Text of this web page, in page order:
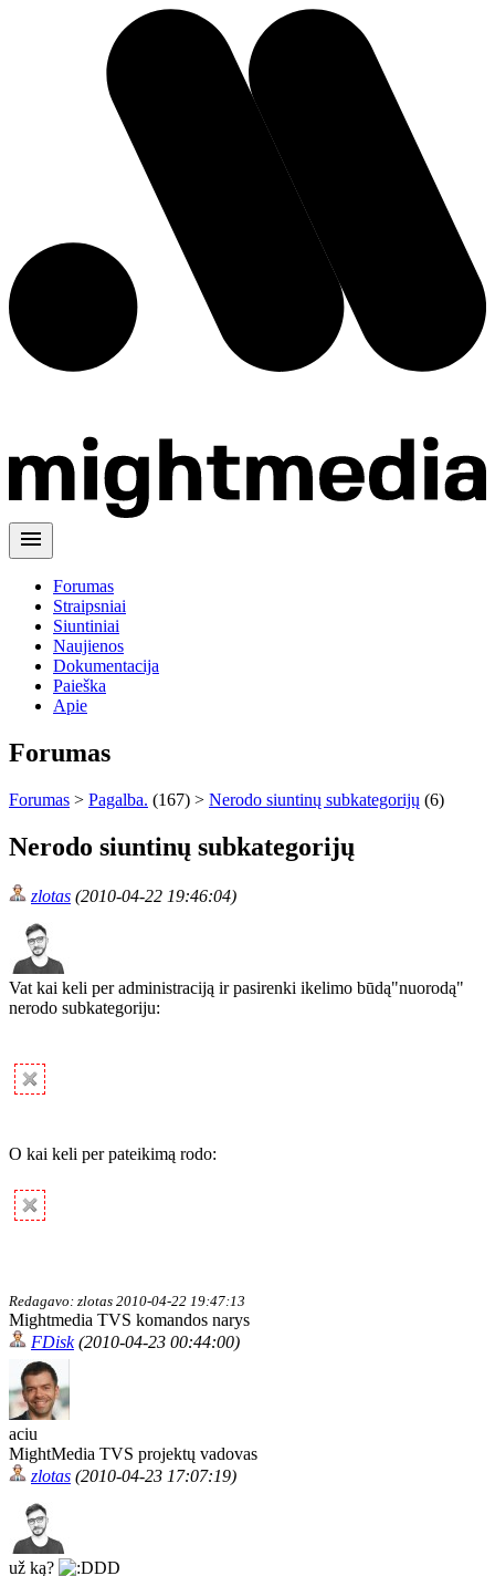
menu
Forumas
Straipsniai
Siuntiniai
Naujienos
Dokumentacija
Paieška
Apie
Forumas
Forumas > Pagalba. (167) > Nerodo siuntinų subkategorijų (6)
Nerodo siuntinų subkategorijų
zlotas (2010-04-22 19:46:04)
Vat kai keli per administraciją ir pasirenki ikelimo būdą"nuorodą"
nerodo subkategoriju:
O kai keli per pateikimą rodo:
Redagavo: zlotas 2010-04-22 19:47:13
Mightmedia TVS komandos narys
FDisk(2010-04-23 00:44:00)
aciu
MightMedia TVS projektų vadovas
zlotas (2010-04-23 17:07:19)
už ką?
DD